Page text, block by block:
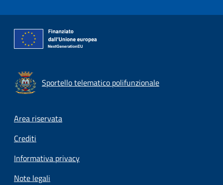
Sportello telematico polifunzionale
Footer menu
Area riservata
Crediti
Informativa privacy
Note legali